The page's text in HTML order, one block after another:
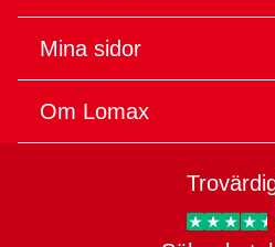
Mina sidor
Om Lomax